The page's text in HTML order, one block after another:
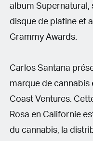
album Supernatural,
disque de platine et
Grammy Awards.
Carlos Santana
marque de cannabis
Coast Ventures.
Rosa en Californie
du cannabis, la